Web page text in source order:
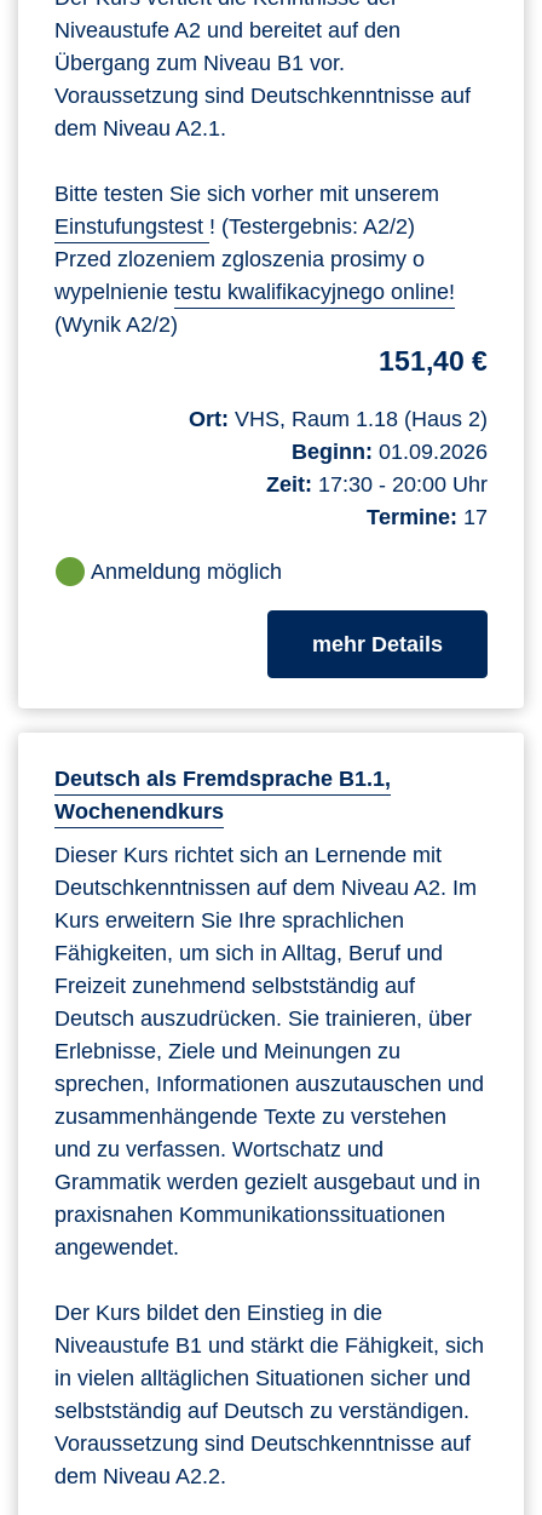
Niveaustufe A2 und bereitet auf den
Übergang zum Niveau B1 vor.
Voraussetzung sind Deutschkenntnisse auf
dem Niveau A2.1.
Bitte testen Sie sich vorher mit unserem
Einstufungstest ! (Testergebnis: A2/2)
Przed zlozeniem zgloszenia prosimy o
wypelnienie testu kwalifikacyjnego online!
(Wynik A2/2)
151,40 €
Ort: VHS, Raum 1.18 (Haus 2)
Beginn: 01.09.2026
Zeit: 17:30 - 20:00 Uhr
Termine: 17
Anmeldung möglich
mehr Detailszum
Deutsch als Fremdsprache B1.1,
Wochenendkurs
Dieser Kurs richtet sich an Lernende mit
Deutschkenntnissen auf dem Niveau A2. Im
Kurs erweitern Sie Ihre sprachlichen
Fähigkeiten, um sich in Alltag, Beruf und
Freizeit zunehmend selbstständig auf
Deutsch auszudrücken. Sie trainieren, über
Erlebnisse, Ziele und Meinungen zu
sprechen, Informationen auszutauschen und
zusammenhängende Texte zu verstehen
und zu verfassen. Wortschatz und
Grammatik werden gezielt ausgebaut und in
praxisnahen Kommunikationssituationen
angewendet.
Der Kurs bildet den Einstieg in die
Niveaustufe B1 und stärkt die Fähigkeit, sich
in vielen alltäglichen Situationen sicher und
selbstständig auf Deutsch zu verständigen.
Voraussetzung sind Deutschkenntnisse auf
dem Niveau A2.2.